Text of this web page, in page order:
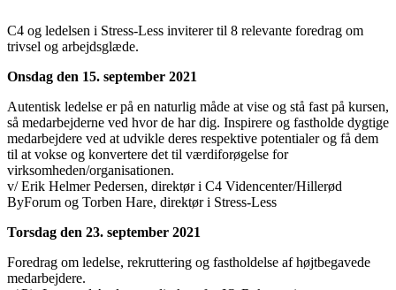
C4 og ledelsen i Stress-Less inviterer til 8 relevante foredrag om
trivsel og arbejdsglæde.
Onsdag den 15. september 2021
Autentisk ledelse er på en naturlig måde at vise og stå fast på kursen,
så medarbejderne ved hvor de har dig. Inspirere og fastholde dygtige
medarbejdere ved at udvikle deres respektive potentialer og få dem
til at vokse og konvertere det til værdiforøgelse for
virksomheden/organisationen.
v/ Erik Helmer Pedersen, direktør i C4 Videncenter/Hillerød
ByForum og Torben Hare, direktør i Stress-Less
Torsdag den 23. september 2021
Foredrag om ledelse, rekruttering og fastholdelse af højtbegavede
medarbejdere.